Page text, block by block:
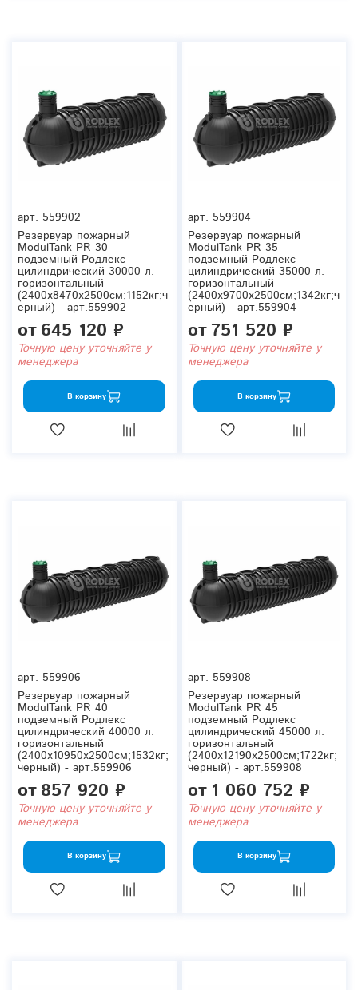
арт. 559902
Резервуар пожарный
ModulTank PR 30
подземный Родлекс
цилиндрический 30000 л.
горизонтальный
(2400x8470x2500см;1152кг;ч
ерный) - арт.559902
от645 120 ₽
Точную цену уточняйте у
менеджера
В корзину
арт. 559904
Резервуар пожарный
ModulTank PR 35
подземный Родлекс
цилиндрический 35000 л.
горизонтальный
(2400x9700x2500см;1342кг;ч
ерный) - арт.559904
от751 520 ₽
Точную цену уточняйте у
менеджера
В корзину
арт. 559906
Резервуар пожарный
ModulTank PR 40
подземный Родлекс
цилиндрический 40000 л.
горизонтальный
(2400x10950x2500см;1532кг;
черный) - арт.559906
от857 920 ₽
Точную цену уточняйте у
менеджера
В корзину
арт. 559908
Резервуар пожарный
ModulTank PR 45
подземный Родлекс
цилиндрический 45000 л.
горизонтальный
(2400x12190x2500см;1722кг;
черный) - арт.559908
от 1 060 752 ₽
Точную цену уточняйте у
менеджера
В корзину